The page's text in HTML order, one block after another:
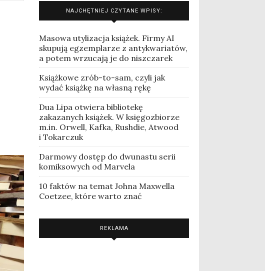
NAJCHĘTNIEJ CZYTANE WPISY:
Masowa utylizacja książek. Firmy AI
skupują egzemplarze z antykwariatów,
a potem wrzucają je do niszczarek
Książkowe zrób-to-sam, czyli jak
wydać książkę na własną rękę
Dua Lipa otwiera bibliotekę
zakazanych książek. W księgozbiorze
m.in. Orwell, Kafka, Rushdie, Atwood
i Tokarczuk
Darmowy dostęp do dwunastu serii
komiksowych od Marvela
10 faktów na temat Johna Maxwella
Coetzee, które warto znać
REKLAMA